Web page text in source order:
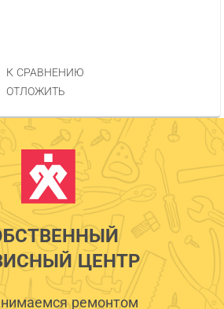
К СРАВНЕНИЮ
ОТЛОЖИТЬ
ЦЕНТР
ремонтом